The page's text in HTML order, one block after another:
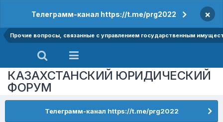
Телеграмм-канал https://t.me/prg2022 ×
Прочие вопросы, связанные с управлением государственным
КАЗАХСТАНСКИЙ ЮРИДИЧЕСКИЙ
ФОРУМ
Телеграмм-канал https://t.me/prg2022